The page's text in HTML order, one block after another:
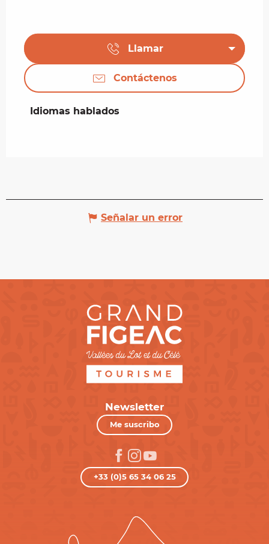
Llamar
Contáctenos
Idiomas hablados
Idiomas hablados
Señalar un error
Newsletter
Me suscribo
+33 (0)5 65 34 06 25